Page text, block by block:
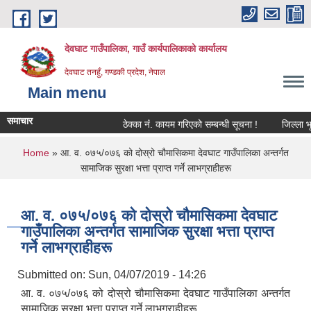
Skip to main content
देवघाट गाउँपालिका, गाउँ कार्यपालिकाको कार्यालय
देवघाट तनहुँ, गण्डकी प्रदेश, नेपाल
Main menu
समाचार ठेक्का नंं. कायम गरिएको सम्बन्धी सूचना ! जिल्ला
You are here
Home» आ. व. ०७५/०७६ को दोस्रो चौमासिकमा देवघाट गाउँपालिका अन्तर्गत
सामाजिक सुरक्षा भत्ता प्राप्त गर्ने लाभग्राहीहरू
आ. व. ०७५/०७६ को दोस्रो चौमासिकमा देवघाट
गाउँपालिका अन्तर्गत सामाजिक सुरक्षा भत्ता प्राप्त
गर्ने लाभग्राहीहरू
Submitted on: Sun, 04/07/2019 - 14:26
आ. व. ०७५/०७६ को दोस्रो चौमासिकमा देवघाट गाउँपालिका अन्तर्गत